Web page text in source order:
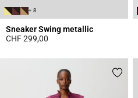
+ 8
Sneaker Swing metallic
CHF 299,00